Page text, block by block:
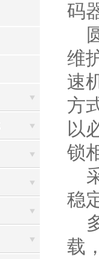
码
维
速
方
以
锁
稳
载